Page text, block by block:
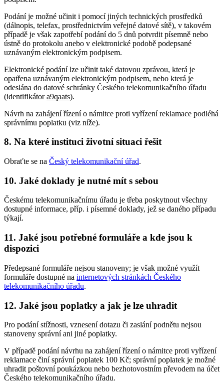
Podání je možné učinit i pomocí jiných technických prostředků
(dálnopis, telefax, prostřednictvím veřejné datové sítě), v takovém
případě je však zapotřebí podání do 5 dnů potvrdit písemně nebo
ústně do protokolu anebo v elektronické podobě podepsané
uznávaným elektronickým podpisem.
Elektronické podání lze učinit také datovou zprávou, která je
opatřena uznávaným elektronickým podpisem, nebo která je
odeslána do datové schránky Českého telekomunikačního úřadu
(identifikátora9qaats).
Návrh na zahájení řízení o námitce proti vyřízení reklamace podléhá
správnímu poplatku (viz níže).
8. Na které instituci životní situaci řešit
Obraťte se na Český telekomunikační úřad.
10. Jaké doklady je nutné mít s sebou
Českému telekomunikačnímu úřadu je třeba poskytnout všechny
dostupné informace, příp. i písemné doklady, jež se daného případu
týkají.
11. Jaké jsou potřebné formuláře a kde jsou k
dispozici
Předepsané formuláře nejsou stanoveny; je však možné využít
formuláře dostupné na internetových stránkách Českého
telekomunikačního úřadu.
12. Jaké jsou poplatky a jak je lze uhradit
Pro podání stížnosti, vznesení dotazu či zaslání podnětu nejsou
stanoveny správní ani jiné poplatky.
V případě podání návrhu na zahájení řízení o námitce proti vyřízení
reklamace činí správní poplatek 100 Kč; správní poplatek je možné
uhradit poštovní poukázkou nebo bezhotovostním převodem na účet
Českého telekomunikačního úřadu.